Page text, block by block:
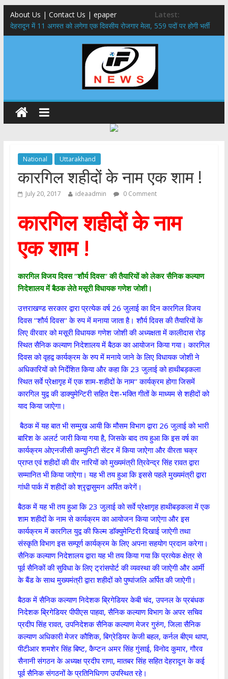
About Us | Contact Us | epaper
Latest:
​देहरादून में 11 अगस्त को लगेगा एक दिवसीय रोजगार मेला, 559 पदों पर होगी भर्ती
459 करोड़ से एचएनबी गढ़वाल विश्वविद्यालय में अनुसंधान संरचना होगी सुदृढ,उच्च
शिक्षा मंत्री धन सिंह रावत ने नवनियुक्त केन्द्रीय शिक्षा मंत्री से की मुलाकात
मुख्यमंत्री से महानिदेशक एनसीसी ने की शिष्टाचार भेंट,उत्तराखण्ड में एनसीसी के
विस्तार एवं आधुनिक आधारभूत संरचना के विकास पर हुई महत्वपूर्ण चर्चा
एमडीडीए बोर्ड बैठक, देहरादून और मसूरी के विकास के लिए 25 बड़े प्रस्तावों को मिली
बुजुर्ग-दिव्यांगों के घर जाएंगे बीएलओ, करेंगे नोटिसों का निस्तारण
National Uttarakhand
कारगिल शहीदों के नाम एक शाम !
July 20, 2017 ideaadmin 0 Comment
कारगिल शहीदों के नाम
एक शाम !
कारगिल विजय दिवस‘‘शौर्य दिवस‘‘की तैयारियों को लेकर सैनिक कल्याण
निदेशालय में बैठक लेते मसूरी विधायक गणेश जोशी।
उत्तराखण्ड सरकार द्वारा प्रत्येक वर्ष 26 जुलाई का दिन कारगिल विजय
दिवस ‘‘शौर्य दिवस‘‘ के रुप में मनाया जाता है। शौर्य दिवस की तैयारियों के
लिए वीरवार को मसूरी विधायक गणेश जोशी की अध्यक्षता में कालीदास रोड़
स्थित सैनिक कल्याण निदेशालय में बैठक का आयोजन किया गया। कारगिल
दिवस को वृहद्व कार्यक्रम के रुप में मनाये जाने के लिए विधायक जोशी ने
अधिकारियों को निर्देशित किया और कहा कि 23 जुलाई को हाथीबड़कला
स्थित सर्वे प्रेक्षागृह में एक शाम-शहीदों के नाम‘‘ कार्यक्रम होगा जिसमें
कारगिल युद्व की डाक्युमेन्टिरी सहित देश-भक्ति गीतों के माध्यम से शहीदों को
याद किया जाऐगा।
बैठक में यह बात भी सम्मुख आयी कि मौसम विभाग द्वारा 26 जुलाई को भारी
बारिश के अलर्ट जारी किया गया है, जिसके बाद तय हुआ कि इस वर्ष का
कार्यक्रम ओएनजीसी कम्युनिटी सेंटर में किया जाऐगा और वीरता चक्र
प्राप्त एवं शहीदों की वीर नारियों को मुख्यमंत्री त्रिवेन्द्र सिंह रावत द्वारा
सम्मानित भी किया जाऐगा। यह भी तय हुआ कि इससे पहले मुख्यमंत्री द्वारा
गांधी पार्क में शहीदों को श्रृद्वासुमन अर्पित करेगें।
बैठक में यह भी तय हुआ कि 23 जुलाई को सर्वे प्रेक्षागृह हाथीबड़कला में एक
शाम शहीदों के नाम से कार्यक्रम का आयोजन किया जाऐगा और इस
कार्यक्रम में कारगिल युद्व की फिल्म डाॅक्युमेन्टिरी दिखाई जाऐगी तथा
संस्कृति विभाग इस सम्पूर्ण कार्यक्रम के लिए अपना सहयोग प्रदान करेगा।
सैनिक कल्याण निदेशालय द्वारा यह भी तय किया गया कि प्रत्येक क्षेत्र से
पूर्व सैनिकों की सुविधा के लिए ट्रांसपोर्ट की व्यवस्था की जाऐगी और आर्मी
के बैंड के साथ मुख्यमंत्री द्वारा शहीदों को पुष्पांजलि अर्पित की जाऐगी।
बैठक में सैनिक कल्याण निदेशक ब्रिगेडियर केबी चंद, उपनल के प्रबंधक
निदेशक ब्रिगेडियर पीपीएस पाहवा, सैनिक कल्याण विभाग के अपर सचिव
प्रदीप सिंह रावत, उपनिदेशक सैनिक कल्याण मेजर गुरुंग, जिला सैनिक
कल्याण अधिकारी मेजर कौशिक, बिग्रेडियर केजी बहल, कर्नल बीएम थापा,
पीटीआर शमशेर सिंह बिष्ट, कैप्टन अमर सिंह गुंसाई, विनोद कुमार, गौरव
सैनानी संगठन के अध्यक्ष प्रदीप राणा, मातबर सिंह सहित देहरादून के कई
पूर्व सैनिक संगठनों के प्रतिनिधिगण उपस्थित रहे।